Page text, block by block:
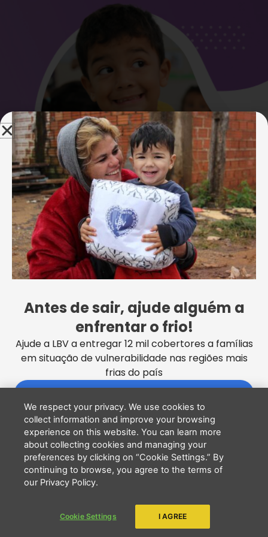
Ops...
IR PARA PÁGINA INICIAL
We respect your privacy. We use cookies to
collect information and improve your browsing
experience on this website. You can learn more
about collecting cookies and managing your
preferences by clicking on “Cookie Settings.” By
continuing to browse, you agree to the terms of
our Privacy Policy.
Cookie Settings I AGREE
Antes de sair, ajude alguém a
enfrentar o frio!
Ajude a LBV a entregar 12 mil cobertores a famílias
em situação de vulnerabilidade nas regiões mais
frias do país
QUERO DOAR